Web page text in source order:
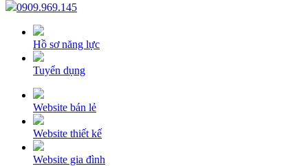
0909.969.145
Hồ sơ năng lực
Tuyển dụng
Website bán lẻ
Website thiết kế
Website gia đình